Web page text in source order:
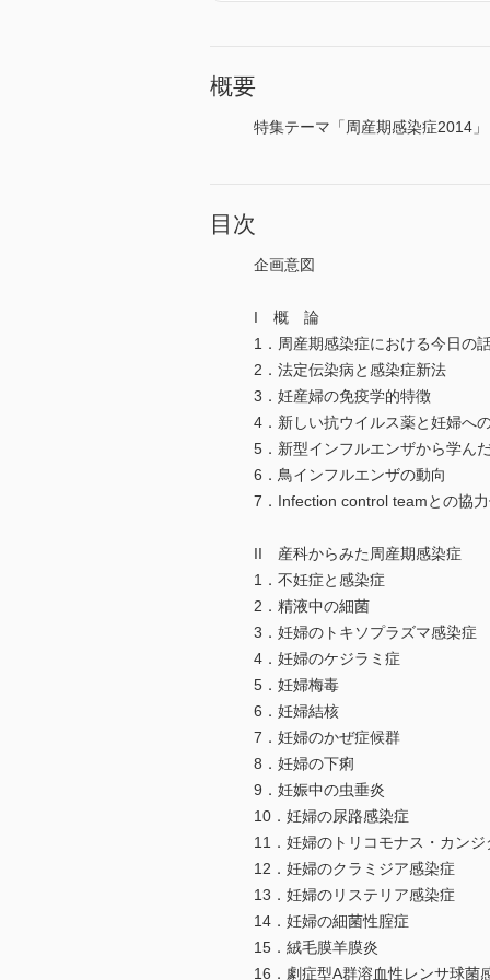
概要
特集テーマ「周産期感染症2014」
目次
企画意図
I 概 論
1．周産期感染症における今日の
2．法定伝染病と感染症新法
3．妊産婦の免疫学的特徴
4．新しい抗ウイルス薬と妊婦へ
5．新型インフルエンザから学ん
6．鳥インフルエンザの動向
7．Infection control teamとの協力
II 産科からみた周産期感染症
1．不妊症と感染症
2．精液中の細菌
3．妊婦のトキソプラズマ感染症
4．妊婦のケジラミ症
5．妊婦梅毒
6．妊婦結核
7．妊婦のかぜ症候群
8．妊婦の下痢
9．妊娠中の虫垂炎
10．妊婦の尿路感染症
11．妊婦のトリコモナス・カンジ
12．妊婦のクラミジア感染症
13．妊婦のリステリア感染症
14．妊婦の細菌性腟症
15．絨毛膜羊膜炎
16．劇症型A群溶血性レンサ球菌